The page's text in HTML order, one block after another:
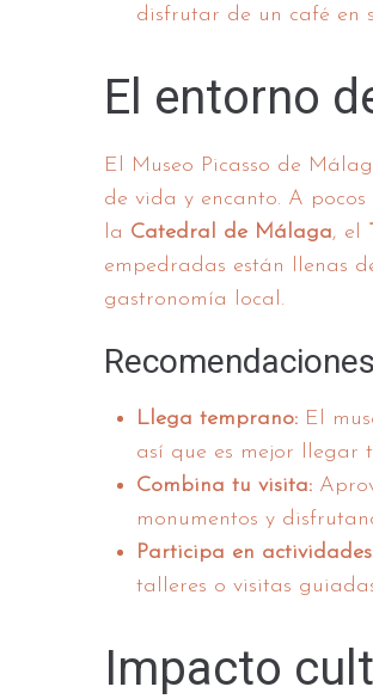
disfrutar de un café en
El entorno
El Museo Picasso de
de vida y encanto. A
la Catedral de Málaga, el
empedradas están llenas
gastronomía local.
Llega temprano: El
así que es mejor llegar
Combina tu visita:
monumentos y
Participa en
talleres o visitas
Impacto